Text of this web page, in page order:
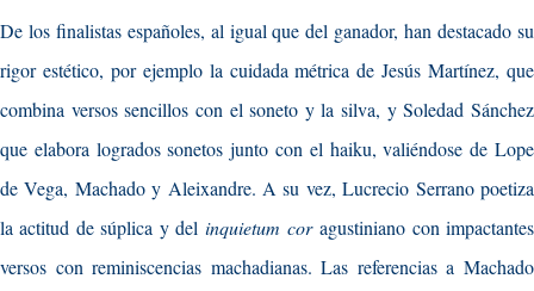
De los finalistas españoles, al igual que del ganador, han destacado su
rigor estético, por ejemplo la cuidada métrica de Jesús Martínez, que
combina versos sencillos con el soneto y la silva, y Soledad Sánchez
que elabora logrados sonetos junto con el haiku, valiéndose de Lope
de Vega, Machado y Aleixandre. A su vez, Lucrecio Serrano poetiza
la actitud de súplica y delinquietum coragustiniano con impactantes
versos con reminiscencias machadianas. Las referencias a Machado